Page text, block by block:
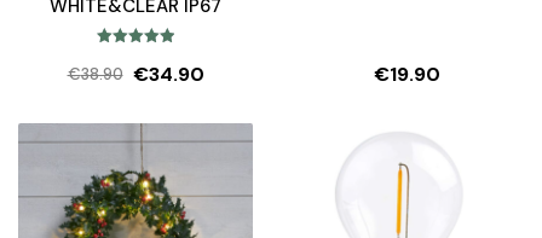
WHITE&CLEAR IP67
5.00 iš 5
€38.90
Original
price
was:
€38.90.
€34.90
Current
price
is:
€34.90.
€19.90